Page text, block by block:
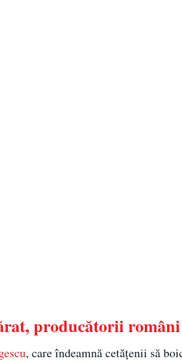
producătorii români
, care îndeamnă cetățenii să